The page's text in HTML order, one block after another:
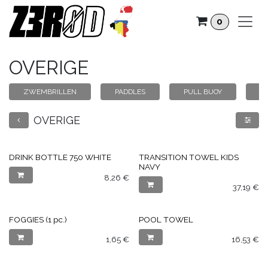
Overslaan naar inhoud
0
OVERIGE
ZWEMBRILLEN PADDLES PULL BUOY
OVERIGE
DRINK BOTTLE 750 WHITE
8,26 €
TRANSITION TOWEL KIDS
NAVY
37,19 €
FOGGIES (1 pc.)
1,65€
POOL TOWEL
16,53 €